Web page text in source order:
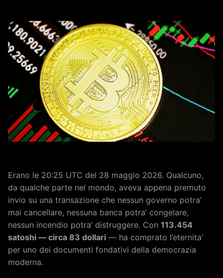
Erano le 20:25 UTC del 28 maggio 2026. Qualcuno,
da qualche parte nel mondo, aveva appena premuto
invio su una transazione che nessun governo potra’
mai cancellare, nessuna banca potra’ congelare,
nessun incendio potra’ distruggere. Con 113.454
satoshi — circa 83 dollari — ha comprato l’eternita’
per uno dei documenti fondativi della democrazia
moderna.